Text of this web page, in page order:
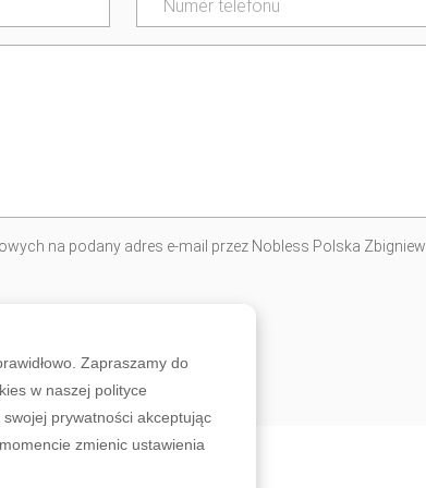
na podany adres e-mail przez Nobless Polska Zbigniew
Zapraszamy do
w naszej polityce
prywatności akceptując
zmienic ustawienia